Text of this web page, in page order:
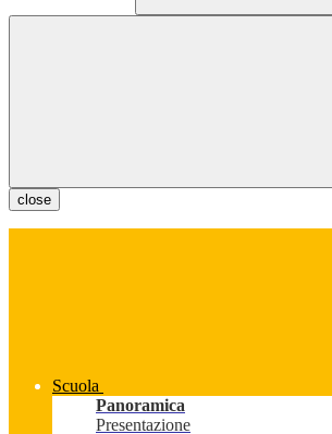
close
Scuola
Panoramica
Presentazione